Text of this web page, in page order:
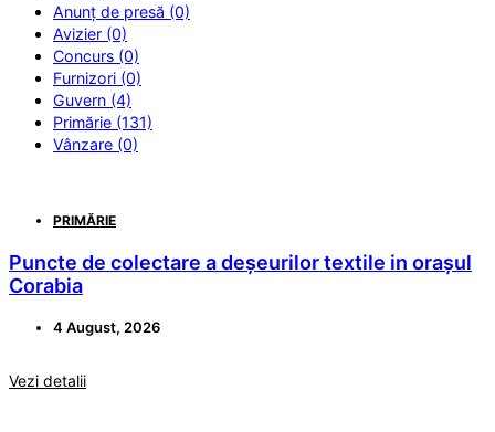
Anunț de presă (0)
Avizier (0)
Concurs (0)
Furnizori (0)
Guvern (4)
Primărie (131)
Vânzare (0)
PRIMĂRIE
Puncte de colectare a deșeurilor textile in orașul
Corabia
4 August, 2026
Vezi detalii